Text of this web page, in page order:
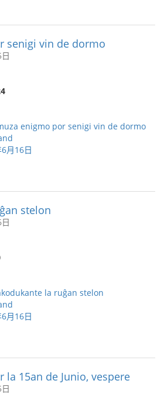
senigi vin de dormo
enigmo por senigi vin de dormo
月16日
stelon
la ruĝan stelon
月16日
la 15an de Junio, vespere